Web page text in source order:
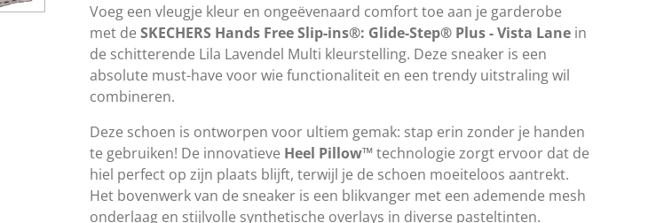
Voeg een vleugje kleur en ongeëvenaard comfort toe aan je garderobe
met de SKECHERS Hands Free Slip-ins®: Glide-Step® Plus - Vista Lane in
de schitterende Lila Lavendel Multi kleurstelling. Deze sneaker is een
absolute must-have voor wie functionaliteit en een trendy uitstraling wil
combineren.
Deze schoen is ontworpen voor ultiem gemak: stap erin zonder je handen
te gebruiken! De innovatieve Heel Pillow™technologie zorgt ervoor dat de
hiel perfect op zijn plaats blijft, terwijl je de schoen moeiteloos aantrekt.
Het bovenwerk van de sneaker is een blikvanger met een ademende mesh
onderlaag en stijlvolle synthetische overlays in diverse pasteltinten.